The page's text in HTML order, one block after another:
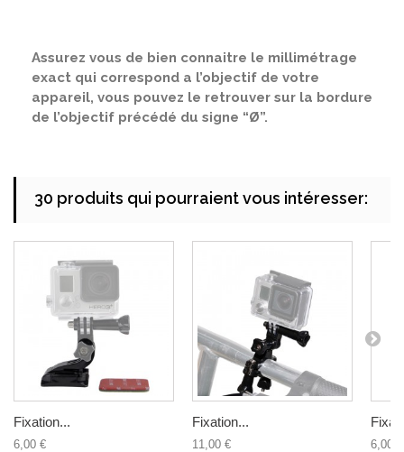
Assurez vous de bien connaitre le millimétrage
exact qui correspond a l’objectif de votre
appareil, vous pouvez le retrouver sur la bordure
de l’objectif précédé du signe “Ø”.
30 produits qui pourraient vous intéresser:
Fixation...
6,00 €
Fixation...
11,00 € 6,00 €